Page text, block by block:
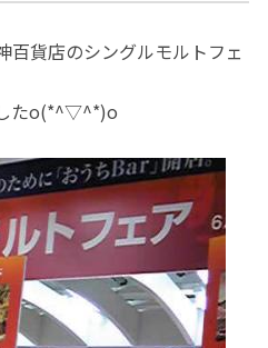
百貨店のシングルモルトフェ
たo(*^▽^*)o